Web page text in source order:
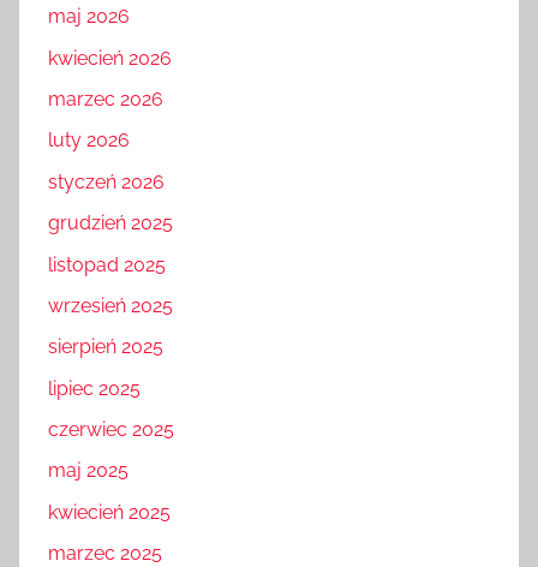
maj 2026
kwiecień 2026
marzec 2026
luty 2026
styczeń 2026
grudzień 2025
listopad 2025
wrzesień 2025
sierpień 2025
lipiec 2025
czerwiec 2025
maj 2025
kwiecień 2025
marzec 2025